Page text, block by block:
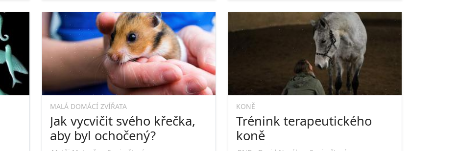
MALÁ DOMÁCÍ ZVÍŘATA
Jak vycvičit svého křečka,
aby byl ochočený?
KONĚ
Trénink terapeutického
koně